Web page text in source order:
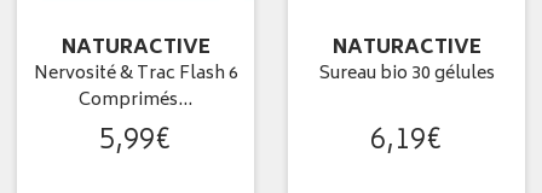
NATURACTIVE
Nervosité & Trac Flash 6
Comprimés…
5,99€
NATURACTIVE
Sureau bio 30 gélules
6,19€